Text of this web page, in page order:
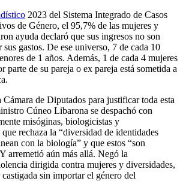
2023 del Sistema Integrado de Casos
de Género, el 95,7% de las mujeres y
ayuda declaró que sus ingresos no son
gastos. De ese universo, 7 de cada 10
de 1 años. Además, 1 de cada 4 mujeres
parte de su pareja o ex pareja está sometida a
Cámara de Diputados para justificar toda esta
Cúneo Libarona se despachó con
misóginas, biologicistas y
rechaza la “diversidad de identidades
con la biología” y que estos “son
arremetió aún más allá. Negó la
dirigida contra mujeres y diversidades,
sin importar el género del